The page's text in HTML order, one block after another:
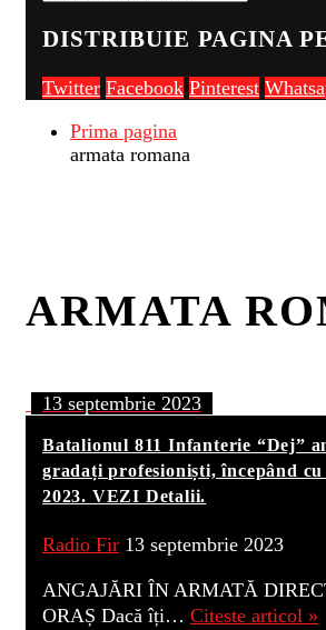
DISTRIBUIE PAGINA
Twitter Facebook Pinterest
Prima pagina
armata romana
ARMATA
13 septembrie 2023
Batalionul 811 Infanterie “Dej”
gradați profesioniști, începând cu
2023. VEZI Detalii.
Radio Fir 13 septembrie 2023
ANGAJĂRI ÎN ARMATĂ
ORAȘ Dacă îți… Citeste articol »